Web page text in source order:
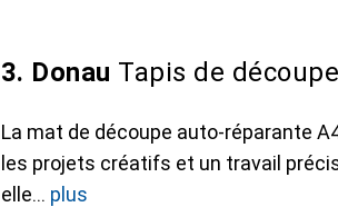
3. Donau Tapis de
La mat de découpe auto-réparante
les projets créatifs et un travail
elle
plus